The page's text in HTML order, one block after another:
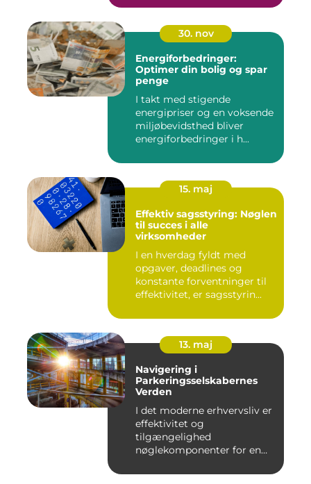
30. nov
Energiforbedringer:
Optimer din bolig og spar
penge
I takt med stigende
energipriser og en voksende
miljøbevidsthed bliver
energiforbedringer i h...
15. maj
Effektiv sagsstyring: Nøglen
til succes i alle
virksomheder
I en hverdag fyldt med
opgaver, deadlines og
konstante forventninger til
effektivitet, er sagsstyrin...
13. maj
Navigering i
Parkeringsselskabernes
Verden
I det moderne erhvervsliv er
effektivitet og
tilgængelighed
nøglekomponenter for en